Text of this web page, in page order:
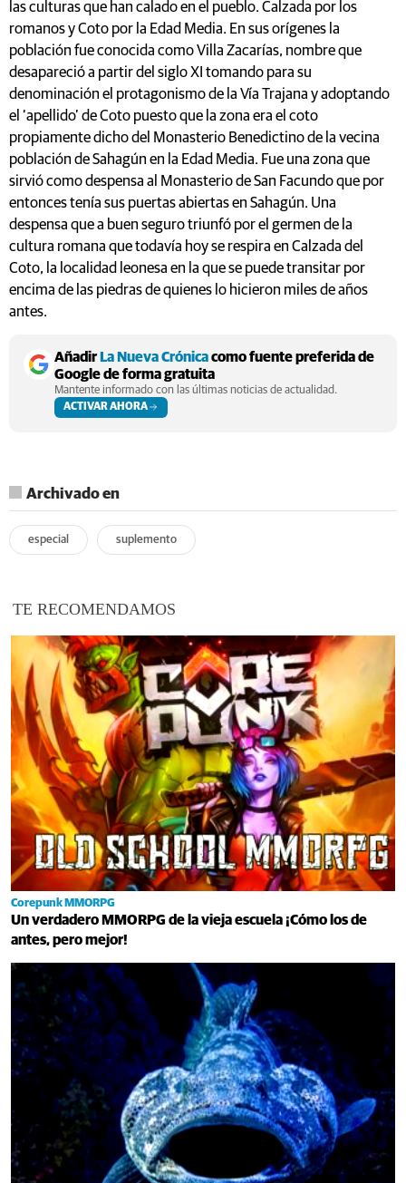
las culturas que han calado en el pueblo. Calzada por los
romanos y Coto por la Edad Media. En sus orígenes la
población fue conocida como Villa Zacarías, nombre que
desapareció a partir del siglo XI tomando para su
denominación el protagonismo de la Vía Trajana y adoptando
el ‘apellido’ de Coto puesto que la zona era el coto
propiamente dicho del Monasterio Benedictino de la vecina
población de Sahagún en la Edad Media. Fue una zona que
sirvió como despensa al Monasterio de San Facundo que por
entonces tenía sus puertas abiertas en Sahagún. Una
despensa que a buen seguro triunfó por el germen de la
cultura romana que todavía hoy se respira en Calzada del
Coto, la localidad leonesa en la que se puede transitar por
encima de las piedras de quienes lo hicieron miles de años
antes.
AñadirLa Nueva Crónicacomo fuente preferida de
Google de forma gratuita
Mantente informado con las últimas noticias de actualidad.
ACTIVAR AHORA
Archivado en
especial suplemento
TE RECOMENDAMOS
Corepunk MMORPG
Un verdadero MMORPG de la vieja escuela ¡Cómo los de
antes, pero mejor!